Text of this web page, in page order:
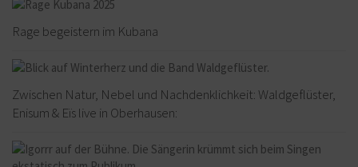
Rage begeistern im Kubana
Zwischen Natur, Nebel und Nachdenklichkeit: Waldgeflüster,
Enisum & Eïs live in Oberhausen: